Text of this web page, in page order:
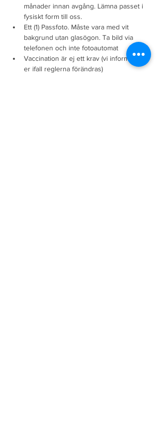
månader innan avgång. Lämna passet i
fysiskt form till oss.
Ett (1) Passfoto. Måste vara med vit
bakgrund utan glasögon. Ta bild via
telefonen och inte fotoautomat
Vaccination är ej ett krav (vi informerar
er ifall reglerna förändras)